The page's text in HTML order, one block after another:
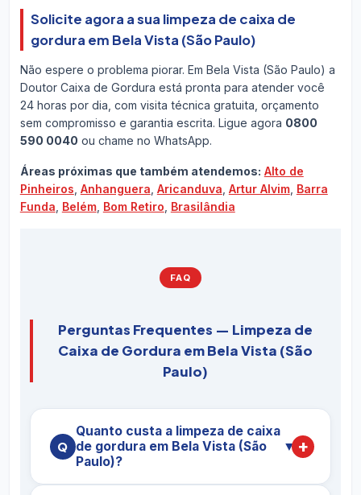
Solicite agora a sua limpeza de caixa de
gordura em Bela Vista (São Paulo)
Não espere o problema piorar. Em Bela Vista (São Paulo) a
Doutor Caixa de Gordura está pronta para atender você
24 horas por dia, com visita técnica gratuita, orçamento
sem compromisso e garantia escrita. Ligue agora 0800
590 0040 ou chame no WhatsApp.
Áreas próximas que também atendemos: Alto de
Pinheiros Anhanguera Aricanduva Artur Alvim, Barra
Funda Belém, Bom Retiro Brasilândia
FAQ
Perguntas Frequentes — Limpeza de
Caixa de Gordura em Bela Vista (São
Paulo)
Quanto custa a limpeza de caixa
de gordura em Bela Vista (São
Paulo)?
▼